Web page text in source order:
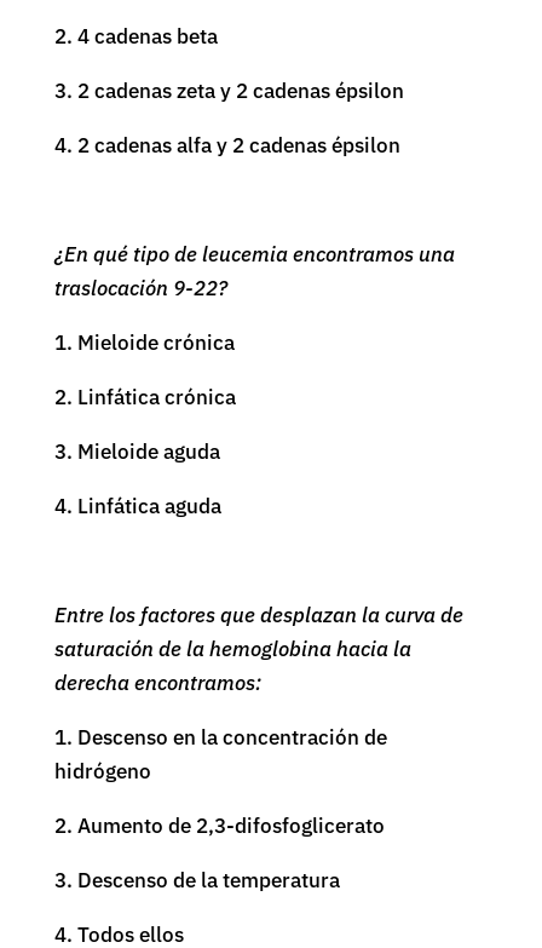
2. 4 cadenas beta
3. 2 cadenas zeta y 2 cadenas épsilon
4. 2 cadenas alfa y 2 cadenas épsilon
¿En qué tipo de leucemia encontramos una
traslocación 9-22?
1. Mieloide crónica
2. Linfática crónica
3. Mieloide aguda
4. Linfática aguda
Entre los factores que desplazan la curva de
saturación de la hemoglobina hacia la
derecha encontramos:
1. Descenso en la concentración de
hidrógeno
2. Aumento de 2,3-difosfoglicerato
3. Descenso de la temperatura
4. Todos ellos